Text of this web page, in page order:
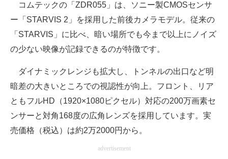
コムテックの「ZDR055」は、ソニー製CMOSセンサ
ー「STARVIS 2」を採用した前後カメラモデル。従来の
「STARVIS」に比べ、暗い場所でも今まで以上にノイズ
の少ない映像が記録できるのが特徴です。
ダイナミックレンジも拡大し、トンネルの出口など明
暗差の大きいところでの視認性が向上。フロント、リア
ともフルHD（1920×1080ピクセル）対応の200万画素セ
ンサーと対角168度の広角レンズを採用しています。実
売価格（税込）は約2万2000円から。
advertisement